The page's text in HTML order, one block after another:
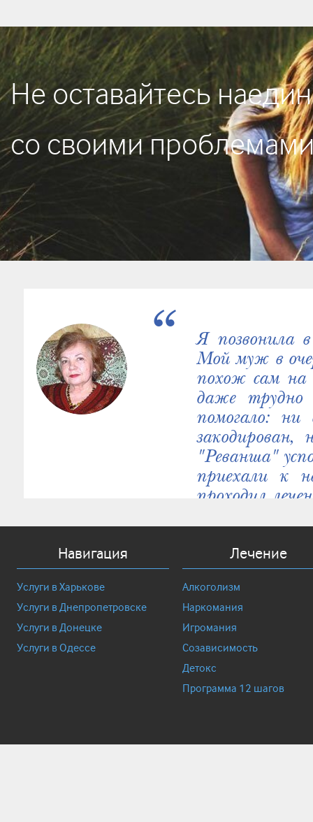
Не оставайтесь
со своими
Я позвонила
Мой муж в
похож сам на
даже трудно
помогало:
закодирован,
"Реванша"
приехали к
проходил
центру за
человечность.
Навигация
Услуги в Харькове
Услуги в Днепропетровске
Услуги в Донецке
Услуги в Одессе
Лечение
Алкоголизм
Наркомания
Игромания
Созависимость
Детокс
Программа 12 шагов